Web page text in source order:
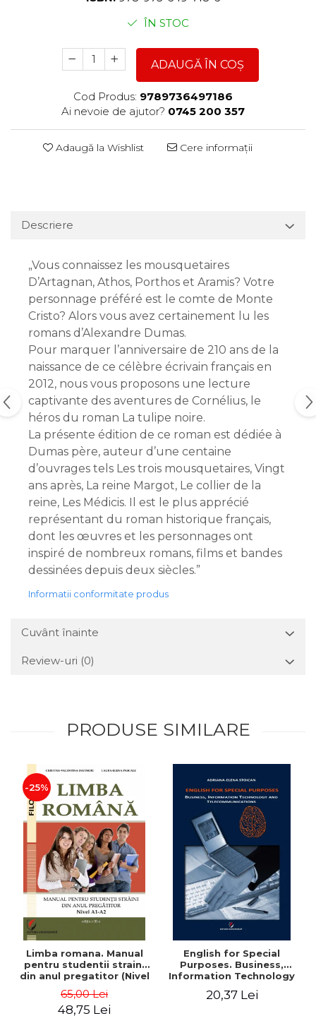
ÎN STOC
ADAUGĂ ÎN COȘ
Cod Produs: 9789736497186
Ai nevoie de ajutor? 0745 200 357
Adaugă la Wishlist Cere informații
Descriere
„Vous connaissez les mousquetaires
D’Artagnan, Athos, Porthos et Aramis? Votre
personnage préféré est le comte de Monte
Cristo? Alors vous avez certainement lu les
romans d’Alexandre Dumas.
Pour marquer l’anniversaire de 210 ans de la
naissance de ce célèbre écrivain français en
2012, nous vous proposons une lecture
captivante des aventures de Cornélius, le
héros du roman La tulipe noire.
La présente édition de ce roman est dédiée à
Dumas père, auteur d’une centaine
d’ouvrages tels Les trois mousquetaires, Vingt
ans après, La reine Margot, Le collier de la
reine, Les Médicis. Il est le plus apprécié
représentant du roman historique français,
dont les œuvres et les personnages ont
inspiré de nombreux romans, films et bandes
dessinées depuis deux siècles.”
Informatii conformitate produs
Cuvânt înainte
Review-uri (0)
PRODUSE SIMILARE
-25%
Limba romana. Manual
pentru studentii straini
din anul pregatitor (Nivel
A1-A2)
65,00 Lei
48,75 Lei
English for Special
Purposes. Business,
Information Technology
and Telecommunications
- Adriana-Elena Stoican
20,37 Lei